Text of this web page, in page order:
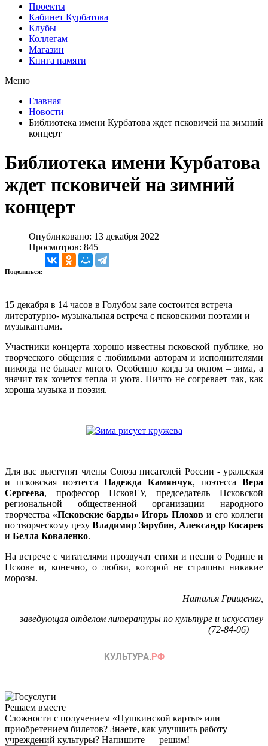
Проекты
Кабинет Курбатова
Клубы
Коллегам
Магазин
Книга памяти
Меню
Главная
Новости
Библиотека имени Курбатова ждет псковичей на зимний
концерт
Библиотека имени Курбатова
ждет псковичей на зимний
концерт
Опубликовано: 13 декабря 2022
Просмотров: 845
Поделиться:
15 декабря в 14 часов в Голубом зале состоится встреча
литературно- музыкальная встреча с псковскими поэтами и
музыкантами.
Участники концерта хорошо известны псковской публике, но
творческого общения с любимыми авторам и исполнителями
никогда не бывает много. Особенно когда за окном – зима, а
значит так хочется тепла и уюта. Ничто не согревает так, как
хороша музыка и поэзия.
Для вас выступят члены Союза писателей России - уральская
и псковская поэтесса Надежда Камянчук, поэтесса Вера
Сергеева, профессор ПсковГУ, председатель Псковской
региональной общественной организации народного
творчества «Псковские барды» Игорь Плохови его коллеги
по творческому цеху Владимир Зарубин, Александр Косарев
и Белла Коваленко.
На встрече с читателями прозвучат стихи и песни о Родине и
Пскове и, конечно, о любви, которой не страшны никакие
морозы.
Наталья Грищенко,
заведующая отделом литературы по культуре и искусству
(72-84-06)
Решаем вместе
Сложности с получением «Пушкинской карты» или
приобретением билетов? Знаете, как улучшить работу
учреждений культуры? Напишите — решим!